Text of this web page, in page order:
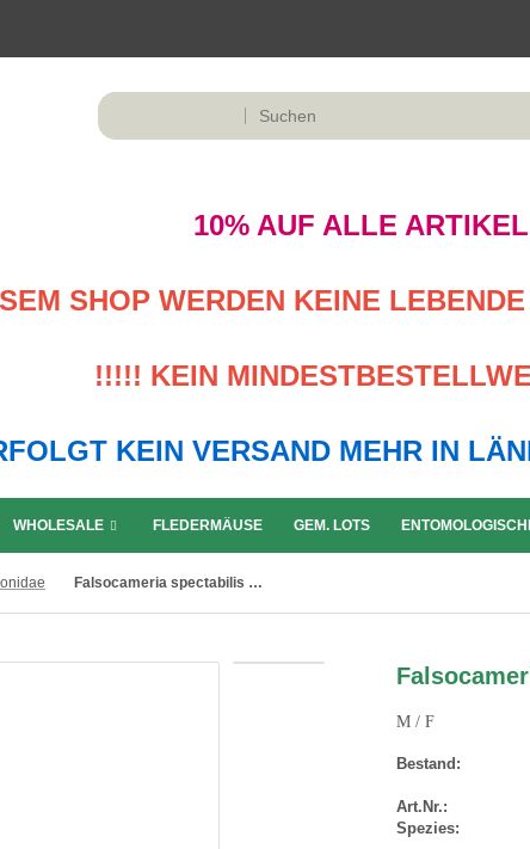
10% AUF ALLE ARTIKEL
SHOP WERDEN KEINE
!!!!! KEIN
KEIN VERSAND MEHR IN
WHOLESALE FLEDERMÄUSE GEM. LOTS
Falsocameria spectabilis ( 25 – 29 )
M / F
Bestand:
Art.Nr.:
Spezies: